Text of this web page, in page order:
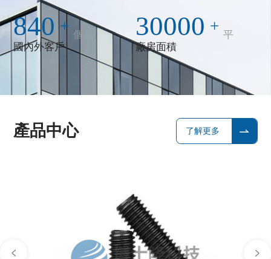
840 + 個
國內外客戶
30000 + 平
廠房面積
產品中心 了解更多